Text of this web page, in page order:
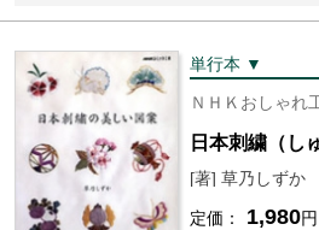
単行本 ▼
ＮＨＫおしゃれ
日本刺繍（し
[著] 草乃しずか
定価： 1,980